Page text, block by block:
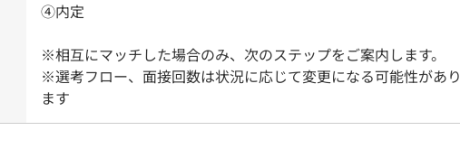
④内定
※相互にマッチした場合のみ、次のステップをご案内します。
※選考フロー、面接回数は状況に応じて変更になる可能性があり
ます